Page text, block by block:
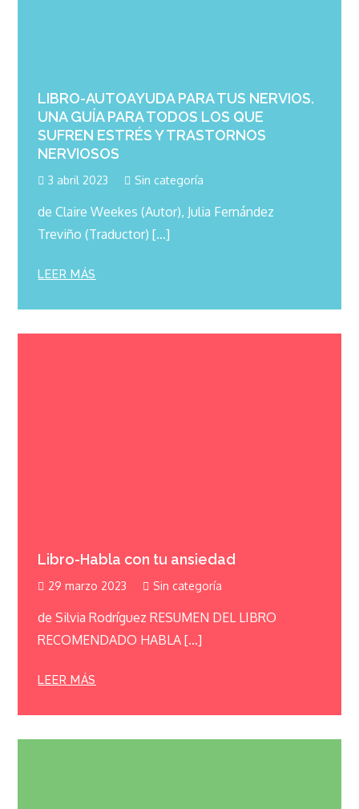
LIBRO-AUTOAYUDA PARA TUS NERVIOS.
UNA GUÍA PARA TODOS LOS QUE
SUFREN ESTRÉS Y TRASTORNOS
NERVIOSOS
3 abril 2023 Sin categoría
de Claire Weekes (Autor), Julia Fernández
Treviño (Traductor) […]
LEER MÁS
Libro-Habla con tu ansiedad
29 marzo 2023 Sin categoría
de Silvia Rodríguez RESUMEN DEL LIBRO
RECOMENDADO HABLA […]
LEER MÁS